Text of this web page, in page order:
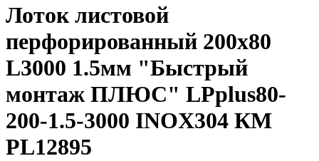
Лоток листовой
перфорированный 200х80
L3000 1.5мм "Быстрый
монтаж ПЛЮС" LPplus80-
200-1.5-3000 INOX304 КМ
PL12895